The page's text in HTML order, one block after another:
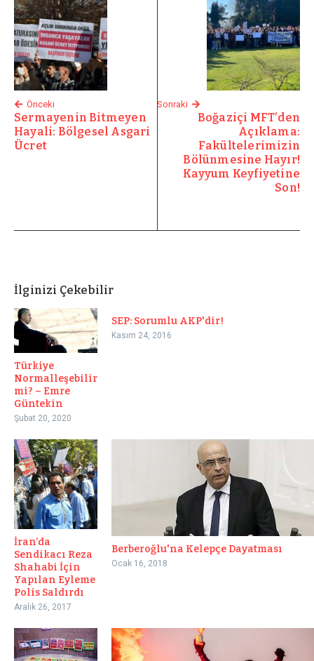
Önceki
Sermayenin Bitmeyen
Hayali: Bölgesel Asgari
Ücret
Sonraki
Boğaziçi MFT’den
Açıklama:
Fakültelerimizin
Bölünmesine Hayır!
Kayyum Keyfiyetine
Son!
İlginizi Çekebilir
Türkiye
Normalleşebilir
mi? – Emre
Güntekin
Şubat 20, 2020
SEP: Sorumlu AKP'dir!
Kasım 24, 2016
İran’da
Sendikacı Reza
Shahabi İçin
Yapılan Eyleme
Polis Saldırdı
Aralık 26, 2017
Berberoğlu'na Kelepçe Dayatması
Ocak 16, 2018